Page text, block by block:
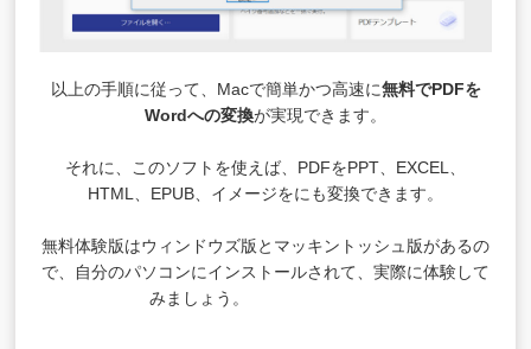
以上の手順に従って、Macで簡単かつ高速に無料でPDFを
Wordへの変換が実現できます。
それに、このソフトを使えば、PDFをPPT、EXCEL、
HTML、EPUB、イメージをにも変換できます。
無料体験版はウィンドウズ版とマッキントッシュ版があるの
で、自分のパソコンにインストールされて、実際に体験して
みましょう。